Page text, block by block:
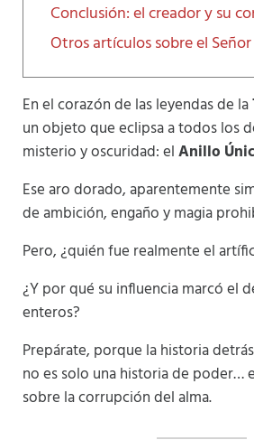
Conclusión: el creador y su
Otros artículos sobre el
En el corazón de las leyendas de la
un objeto que eclipsa a todos los
misterio y oscuridad: elAnillo
Ese aro dorado, aparentemente
de ambición, engaño y magia
Pero, ¿quién fue realmente el
¿Y por qué su influencia marcó el
enteros?
Prepárate, porque la historia
no es solo una historia de poder…
sobre la corrupción del alma.